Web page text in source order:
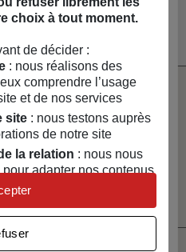
Livraison
rapide
Vendeurs
sélectionnés
choix à tout moment.
de décider :
: nous réalisons des
comprendre l’usage
et de nos services
site: nous testons auprès
de notre site
la relation : nous nous
adapter nos contenus
offres
: nous utilisons avec nos